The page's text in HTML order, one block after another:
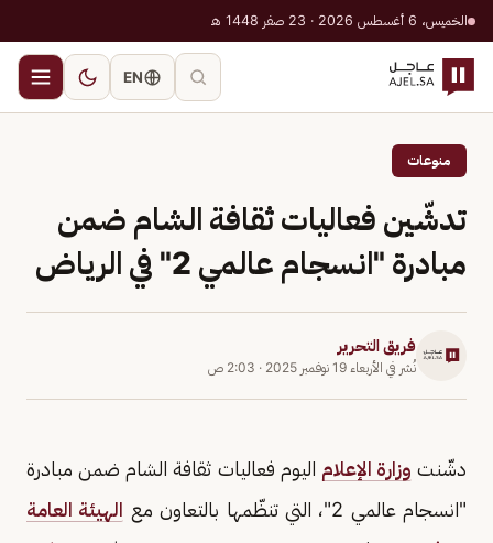
الخميس، 6 أغسطس 2026 · 23 صفر 1448 هـ
EN
منوعات
تدشّين فعاليات ثقافة الشام ضمن
مبادرة "انسجام عالمي 2" في الرياض
فريق التحرير
نُشر في الأربعاء 19 نوفمبر 2025 · 2:03 ص
دشّنت وزارة الإعلام اليوم فعاليات ثقافة الشام ضمن مبادرة
"انسجام عالمي 2"، التي تنظّمها بالتعاون مع
الهيئة العامة